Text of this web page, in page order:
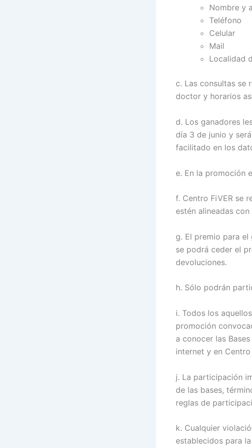
Nombre y
Teléfono
Celular
Mail
Localidad
c. Las consultas se
doctor y horarios
d. Los ganadores
día 3 de junio y
facilitado en los
e. En la promoción
f. Centro FiVER se
estén alineadas
g. El premio para
se podrá ceder el
devoluciones.
h. Sólo podrán
i. Todos los
promoción
a conocer las
internet y en Centro
j. La participación
de las bases,
reglas de
k. Cualquier
establecidos para